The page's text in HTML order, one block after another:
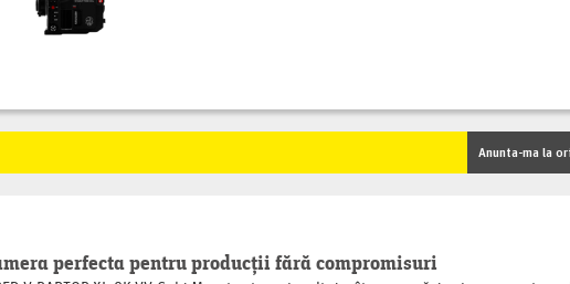
Anunta-ma la
perfecta pentru producții fără compromisuri